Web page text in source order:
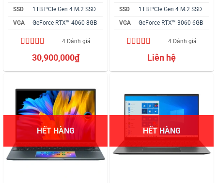
SSD
1TB PCIe Gen 4 M.2 SSD
VGA
GeForce RTX™ 4060 8GB
4.75trên 5
dựa trên
4 Đánh giá
30,900,000₫
SSD
1TB PCIe Gen 4 M.2 SSD
VGA
GeForce RTX™ 3060 6GB
trên 5
dựa trên
4 Đánh giá
Liên hệ
HẾT HÀNG HẾT HÀNG